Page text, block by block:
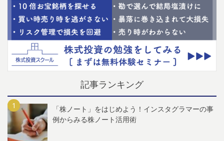
記事ランキング
「株ノート」をはじめよう！インスタグラマーの事
例からみる株ノート活用術